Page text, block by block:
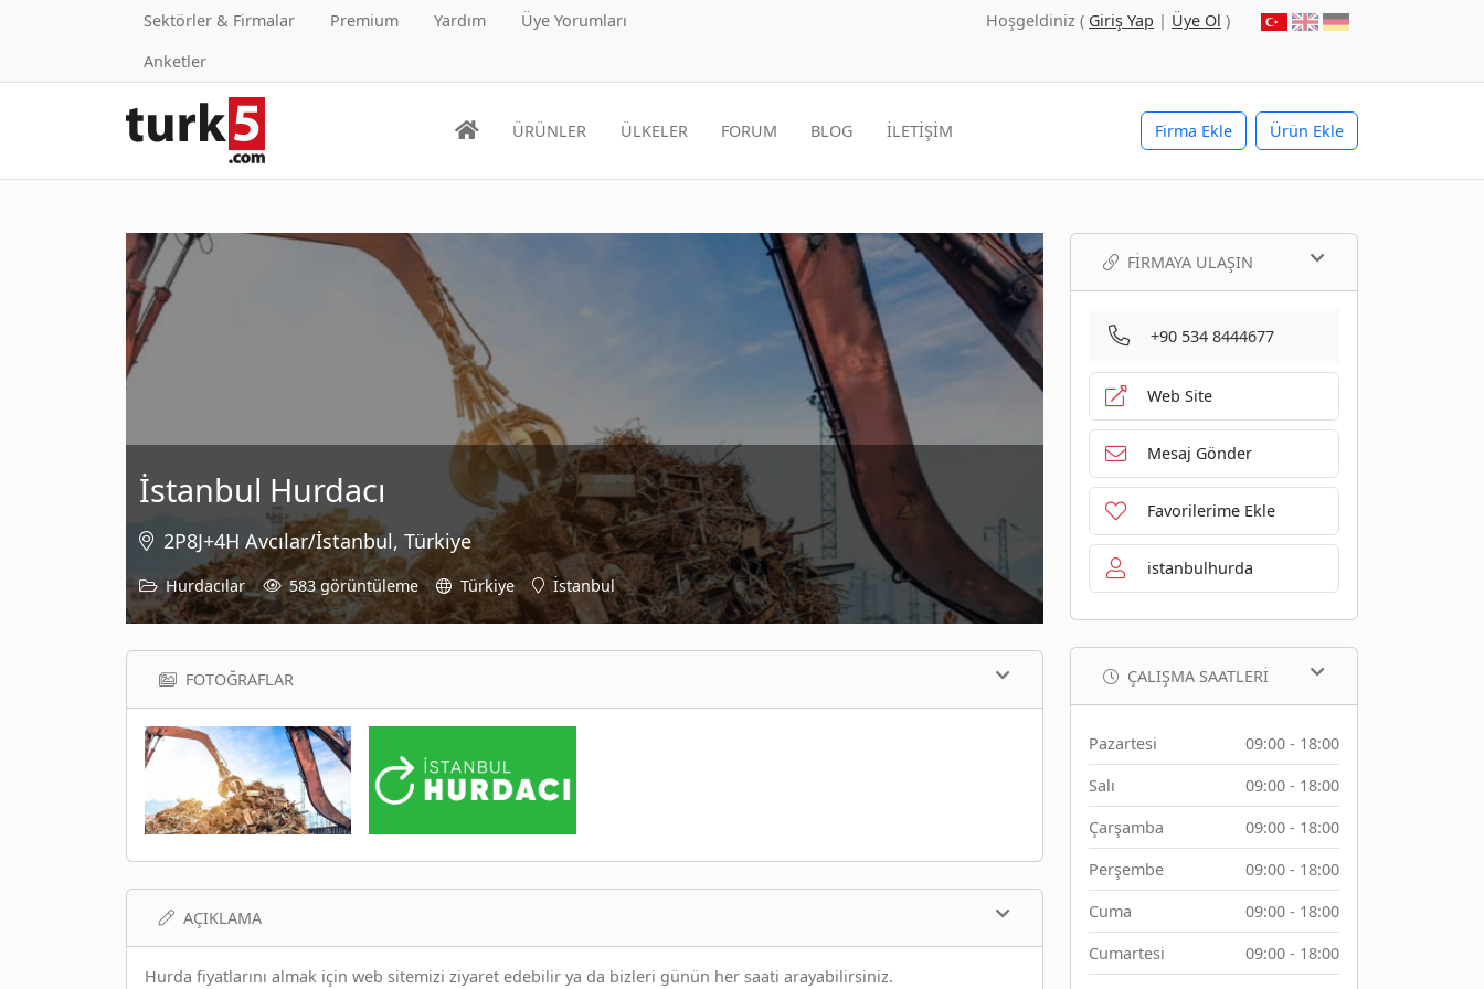
Sektörler & Firmalar Premium Yardım
Üye Yorumları
Anketler
Hoşgeldiniz ( Giriş Yap | Üye Ol )
Firma Ekle Ürün Ekle
ÜRÜNLER ÜLKELER FORUM BLOG İLETİŞİM
İstanbul Hurdacı
2P8J+4H Avcılar/İstanbul, Türkiye
Hurdacılar 583 görüntüleme Türkiye İstanbul
FOTOĞRAFLAR
AÇIKLAMA
Hurda fiyatlarını almak için web sitemizi ziyaret edebilir ya da bizleri günün her saati arayabilirsiniz.
FIRMAYA ULAŞIN
+90 534 8444677
Web Site
Mesaj Gönder
Favorilerime Ekle
istanbulhurda
ÇALIŞMA SAATLERI
Pazartesi
09:00 - 18:00
Salı
09:00 - 18:00
Çarşamba
09:00 - 18:00
Perşembe
09:00 - 18:00
Cuma
09:00 - 18:00
Cumartesi
09:00 - 18:00